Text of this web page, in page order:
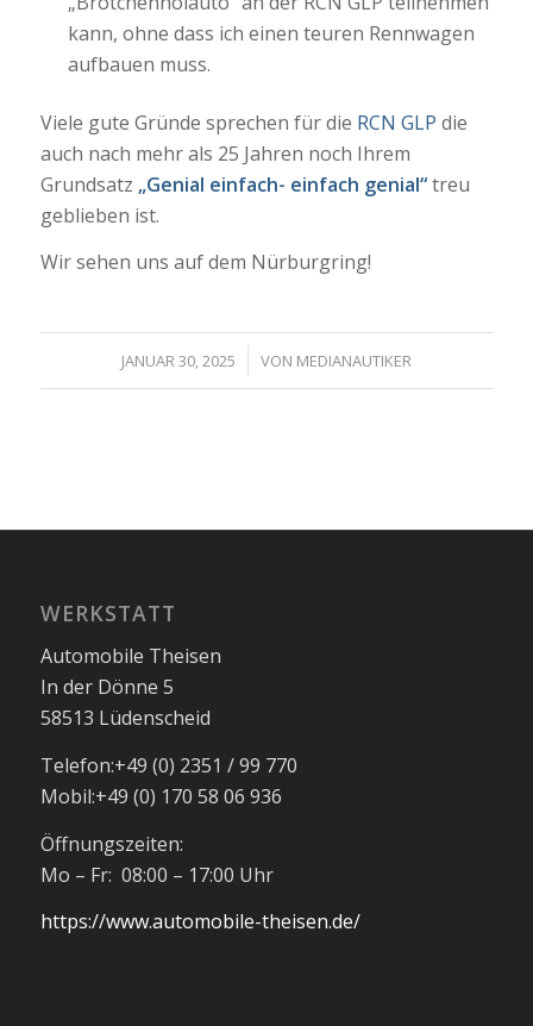
kann, ohne dass ich einen teuren Rennwagen
aufbauen muss.
Viele gute Gründe sprechen für die RCN GLP die
auch nach mehr als 25 Jahren noch Ihrem
Grundsatz „Genial einfach- einfach genial“treu
geblieben ist.
Wir sehen uns auf dem Nürburgring!
JANUAR 30, 2025
/ VON MEDIANAUTIKER
WERKSTATT
Automobile Theisen
In der Dönne 5
58513 Lüdenscheid
Telefon:+49 (0) 2351 / 99 770
Mobil:+49 (0) 170 58 06 936
Öffnungszeiten:
Mo – Fr: 08:00 – 17:00 Uhr
https://www.automobile-theisen.de/